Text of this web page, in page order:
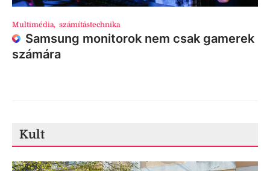
Multimédia, számítástechnika
Samsung monitorok nem csak gamerek
számára
Kult